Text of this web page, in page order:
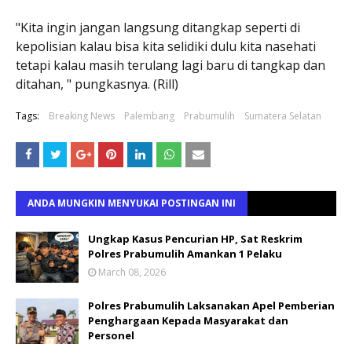
"Kita ingin jangan langsung ditangkap seperti di
kepolisian kalau bisa kita selidiki dulu kita nasehati
tetapi kalau masih terulang lagi baru di tangkap dan
ditahan, " pungkasnya. (Rill)
Tags: Breaking News Palembang Prabumulih Sumatera Selatan
ANDA MUNGKIN MENYUKAI POSTINGAN INI
Ungkap Kasus Pencurian HP, Sat Reskrim
Polres Prabumulih Amankan 1 Pelaku
March 08, 2026
Polres Prabumulih Laksanakan Apel Pemberian
Penghargaan Kepada Masyarakat dan
Personel